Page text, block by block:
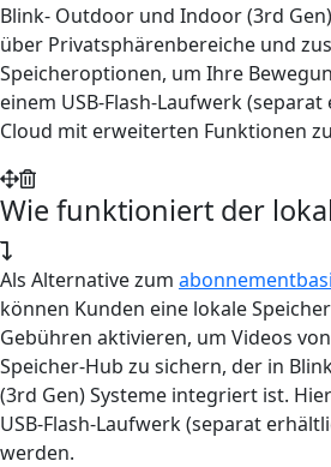
Blink- Outdoor und Indoor (3rd
über Privatsphärenbereiche und
Speicheroptionen, um Ihre
einem USB-Flash-Laufwerk
Cloud mit erweiterten Funktionen
Wie funktioniert der
Als Alternative zum
können Kunden eine lokale
Gebühren aktivieren, um Videos
Speicher-Hub zu sichern, der in
(3rd Gen) Systeme integriert ist.
USB-Flash-Laufwerk (separat
werden.